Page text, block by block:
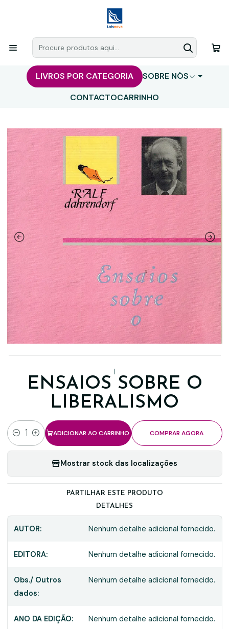
LIVROS POR CATEGORIA
SOBRE NÓS
CONTACTOCARRINHO
|
ENSAIOS SOBRE O
LIBERALISMO
Quantidade
ADICIONAR AO CARRINHO COMPRAR AGORA
Mostrar stock das localizações
PARTILHAR ESTE PRODUTO
DETALHES
AUTOR: Nenhum detalhe adicional fornecido.
EDITORA: Nenhum detalhe adicional fornecido.
Obs./ Outros
dados:
Nenhum detalhe adicional fornecido.
ANO DA EDIÇÃO: Nenhum detalhe adicional fornecido.